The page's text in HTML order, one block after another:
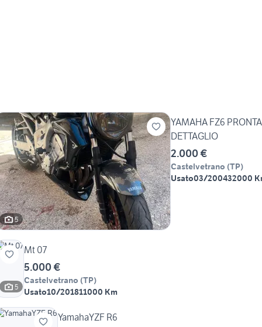
5
YAMAHA FZ6 PRONTA
DETTAGLIO
2.000 €
Castelvetrano (TP)
Usato03/200432000
5
Mt 07
5.000 €
Castelvetrano (TP)
Usato10/201811000 Km
YamahaYZF R6